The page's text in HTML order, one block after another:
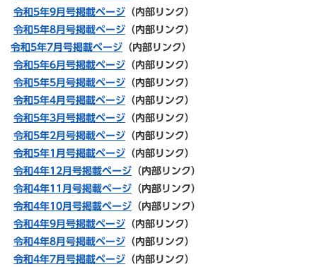
令和5年9月号掲載ページ （内部リンク）
令和5年8月号掲載ページ （内部リンク）
令和5年7月号掲載ページ （内部リンク）
令和5年6月号掲載ページ （内部リンク）
令和5年5月号掲載ページ （内部リンク）
令和5年4月号掲載ページ （内部リンク）
令和5年3月号掲載ページ （内部リンク）
令和5年2月号掲載ページ （内部リンク）
令和5年1月号掲載ページ （内部リンク）
令和4年12月号掲載ページ （内部リンク）
令和4年11月号掲載ページ （内部リンク）
令和4年10月号掲載ページ （内部リンク）
令和4年9月号掲載ページ （内部リンク）
令和4年8月号掲載ページ （内部リンク）
令和4年7月号掲載ページ （内部リンク）